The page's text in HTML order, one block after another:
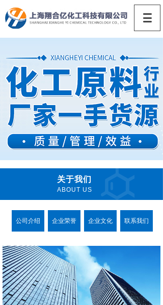
关于我们
ABOUT US
公司介绍 企业荣誉 企业文化 联系我们